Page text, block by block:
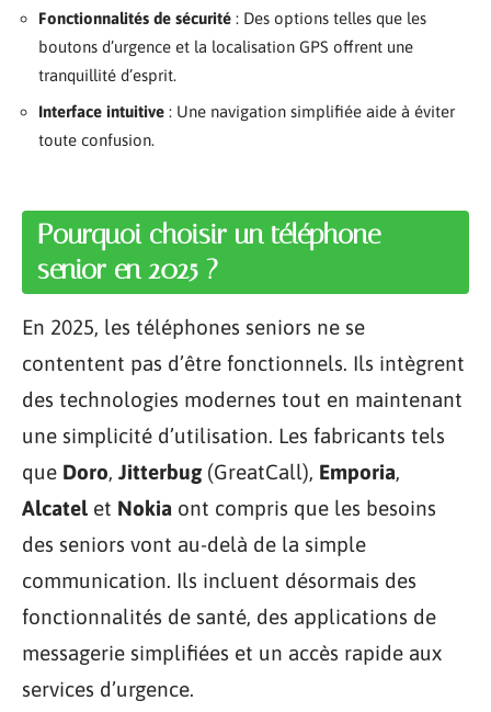
Fonctionnalités de sécurité : Des options telles que les
boutons d’urgence et la localisation GPS offrent une
tranquillité d’esprit.
Interface intuitive : Une navigation simplifiée aide à éviter
toute confusion.
Pourquoi choisir un téléphone
senior en 2025 ?
En 2025, les téléphones seniors ne se
contentent pas d’être fonctionnels. Ils intègrent
des technologies modernes tout en maintenant
une simplicité d’utilisation. Les fabricants tels
que Doro, Jitterbug(GreatCall), Emporia,
Alcatel et Nokia ont compris que les besoins
des seniors vont au-delà de la simple
communication. Ils incluent désormais des
fonctionnalités de santé, des applications de
messagerie simplifiées et un accès rapide aux
services d’urgence.